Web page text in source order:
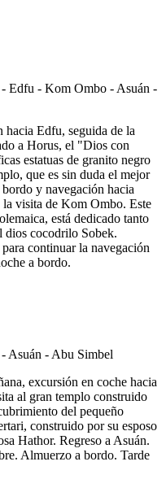
Edfu, seguida de la
a Horus, el "Dios con
estatuas de granito negro
que es sin duda el mejor
y navegación hacia
visita de Kom Ombo. Este
está dedicado tanto
dios cocodrilo Sobek.
continuar la navegación
a bordo.
excursión en coche hacia
al gran templo construido
del pequeño
construido por su esposo
Hathor. Regreso a Asuán.
Almuerzo a bordo. Tarde